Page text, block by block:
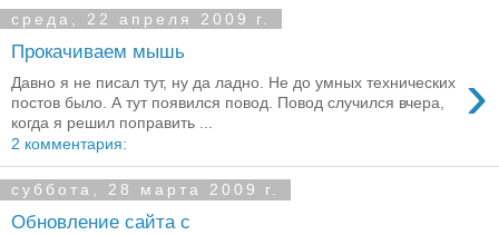
среда, 22 апреля 2009 г.
Прокачиваем мышь
›
Давно я не писал тут, ну да ладно. Не до умных технических
постов было. А тут появился повод. Повод случился вчера,
когда я решил поправить ...
2 комментария:
суббота, 28 марта 2009 г.
Обновление сайта с